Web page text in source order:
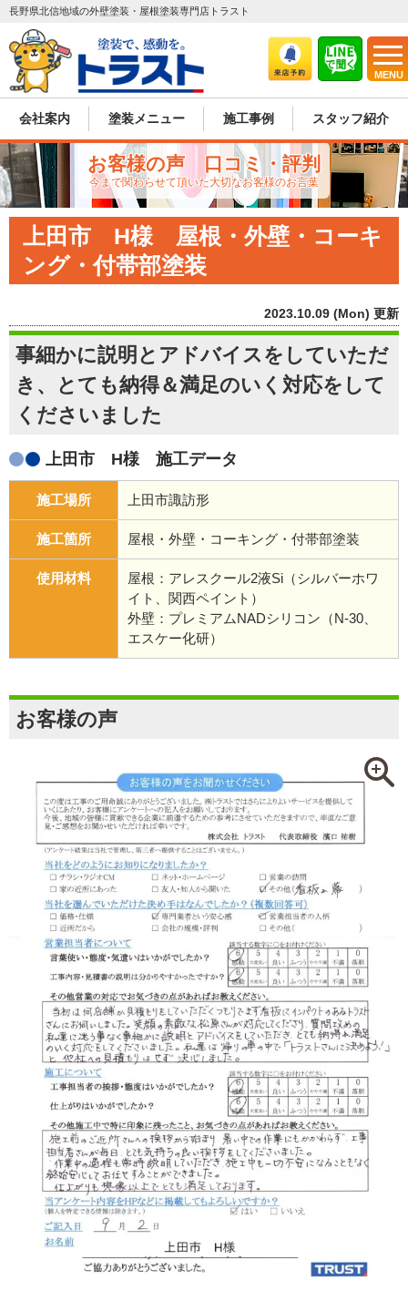
MENU
長野県北信地域の外壁塗装・屋根塗装専門店トラスト
会社案内 塗装メニュー 施工事例 スタッフ紹介
お客様の声 口コミ・評判
今まで関わらせて頂いた大切なお客様のお言葉
上田市 H様 屋根・外壁・コーキ
ング・付帯部塗装
2023.10.09 (Mon) 更新
事細かに説明とアドバイスをしていただ
き、とても納得＆満足のいく対応をして
くださいました
上田市 H様 施工データ
施工場所 上田市諏訪形
施工箇所 屋根・外壁・コーキング・付帯部塗装
使用材料
屋根：アレスクール2液Si（シルバーホワ
イト、関西ペイント）
外壁：プレミアムNADシリコン（N-30、
エスケー化研）
お客様の声